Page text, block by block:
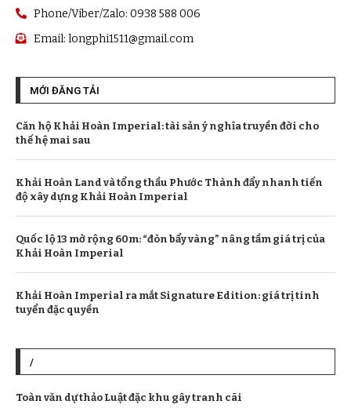
Phone/Viber/Zalo: 0938 588 006
Email: longphi1511@gmail.com
MỚI ĐĂNG TẢI
Căn hộ Khải Hoàn Imperial: tài sản ý nghĩa truyền đời cho
thế hệ mai sau
Khải Hoàn Land và tổng thầu Phước Thành đẩy nhanh tiến
độ xây dựng Khải Hoàn Imperial
Quốc lộ 13 mở rộng 60m: “đòn bẩy vàng” nâng tầm giá trị của
Khải Hoàn Imperial
Khải Hoàn Imperial ra mắt Signature Edition: giá trị tinh
tuyển đặc quyền
/
Toàn văn dự thảo Luật đặc khu gây tranh cãi